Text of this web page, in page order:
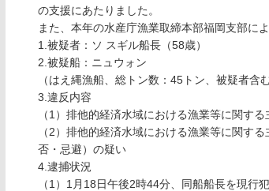
の支援にあたりました。
また、本年の水産庁漁業取締本部福岡支部に
1.被疑者：ソ スギル船長（58歳）
2.被疑船：ニュウォン
（はえ縄漁船、総トン数：45トン、被疑者含
3.違反内容
（1）排他的経済水域における漁業等に関す
（2）排他的経済水域における漁業等に関す
否・忌避）の疑い
4.逮捕状況
（1）1月18日午後2時44分、同船船長を現行